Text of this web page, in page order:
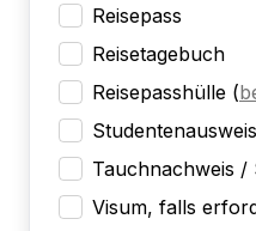
Reisepass
Reisetagebuch
Reisepasshülle (
Tauchnachweis /
Visum, falls